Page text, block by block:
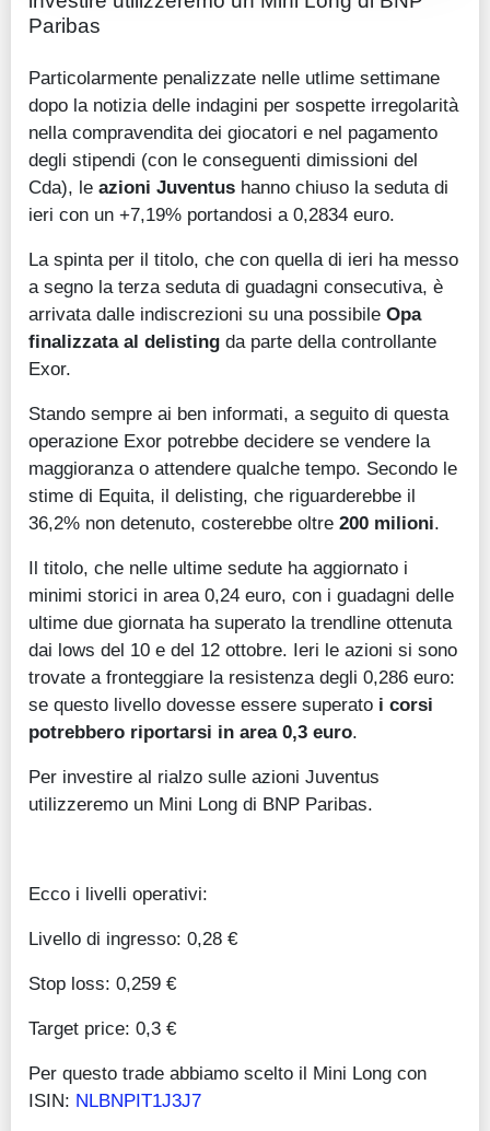
Paribas
Particolarmente penalizzate nelle utlime settimane
dopo la notizia delle indagini per sospette irregolarità
nella compravendita dei giocatori e nel pagamento
degli stipendi (con le conseguenti dimissioni del
Cda), le azioni Juventus hanno chiuso la seduta di
ieri con un +7,19% portandosi a 0,2834 euro.
La spinta per il titolo, che con quella di ieri ha messo
a segno la terza seduta di guadagni consecutiva, è
arrivata dalle indiscrezioni su una possibile Opa
finalizzata al delisting da parte della controllante
Exor.
Stando sempre ai ben informati, a seguito di questa
operazione Exor potrebbe decidere se vendere la
maggioranza o attendere qualche tempo. Secondo le
stime di Equita, il delisting, che riguarderebbe il
36,2% non detenuto, costerebbe oltre 200 milioni.
Il titolo, che nelle ultime sedute ha aggiornato i
minimi storici in area 0,24 euro, con i guadagni delle
ultime due giornata ha superato la trendline ottenuta
dai lows del 10 e del 12 ottobre. Ieri le azioni si sono
trovate a fronteggiare la resistenza degli 0,286 euro:
se questo livello dovesse essere superato i corsi
potrebbero riportarsi in area 0,3 euro.
Per investire al rialzo sulle azioni Juventus
utilizzeremo un Mini Long di BNP Paribas.
Ecco i livelli operativi:
Livello di ingresso: 0,28 €
Stop loss: 0,259 €
Target price: 0,3 €
Per questo trade abbiamo scelto il Mini Long con
ISIN: NLBNPIT1J3J7